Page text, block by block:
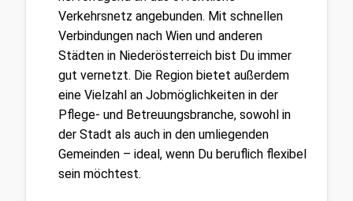
Verkehrsnetz angebunden. Mit schnellen
Verbindungen nach Wien und anderen
Städten in Niederösterreich bist Du immer
gut vernetzt. Die Region bietet außerdem
eine Vielzahl an Jobmöglichkeiten in der
Pflege- und Betreuungsbranche, sowohl in
der Stadt als auch in den umliegenden
Gemeinden – ideal, wenn Du beruflich flexibel
sein möchtest.